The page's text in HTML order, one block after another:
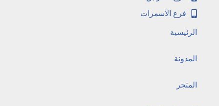
فرع الاسمرات
الرئيسية
المدونة
المتجر